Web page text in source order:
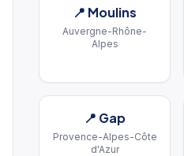
📍 Moulins
Auvergne-Rhône-
Alpes
📍 Gap
Provence-Alpes-Côte
d'Azur